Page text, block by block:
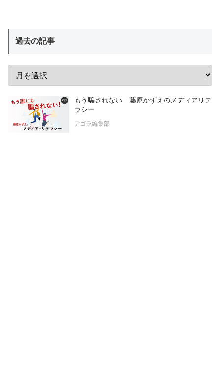
過去の記事
もう騙されない 藤原かずえのメディアリテ
ラシー
アゴラ編集部